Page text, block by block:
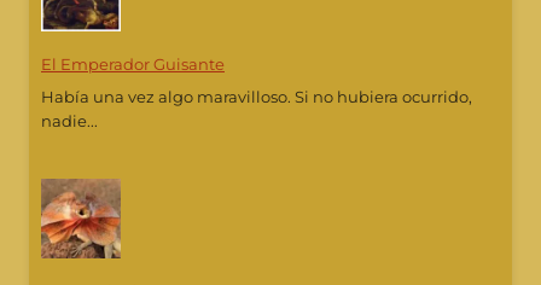
El Emperador Guisante
Había una vez algo maravilloso. Si no hubiera ocurrido,
nadie...